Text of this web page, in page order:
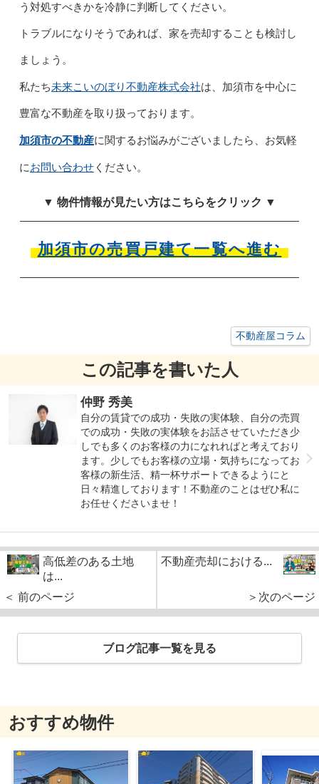
う対処すべきかを冷静に判断してください。
トラブルになりそうであれば、家を売却することも検討し
ましょう。
私たち未来こいのぼり不動産株式会社は、加須市を中心に
豊富な不動産を取り扱っております。
加須市の不動産に関するお悩みがございましたら、お気軽
にお問い合わせください。
▼ 物件情報が見たい方はこちらをクリック ▼
加須市の売買戸建て一覧へ進む
不動産屋コラム
この記事を書いた人
仲野 秀美
自分の賃貸での成功・失敗の実体験、自分の売買
での成功・失敗の実体験をお話させていただき少
しでも多くのお客様の力になれればと考えており
ます。少しでもお客様の立場・気持ちになってお
客様の新生活、精一杯サポートできるようにと
日々精進しております！不動産のことはぜひ私に
お任せくださいませ！
高低差のある土地
は...
＜ 前のページ
不動産売却における...
＞次のページ
ブログ記事一覧を見る
おすすめ物件